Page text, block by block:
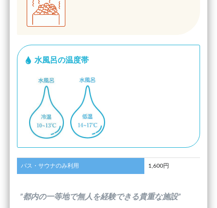
水風呂の温度帯
バス・サウナのみ利用 1,600円
”都内の一等地で無人を経験できる貴重な施設”